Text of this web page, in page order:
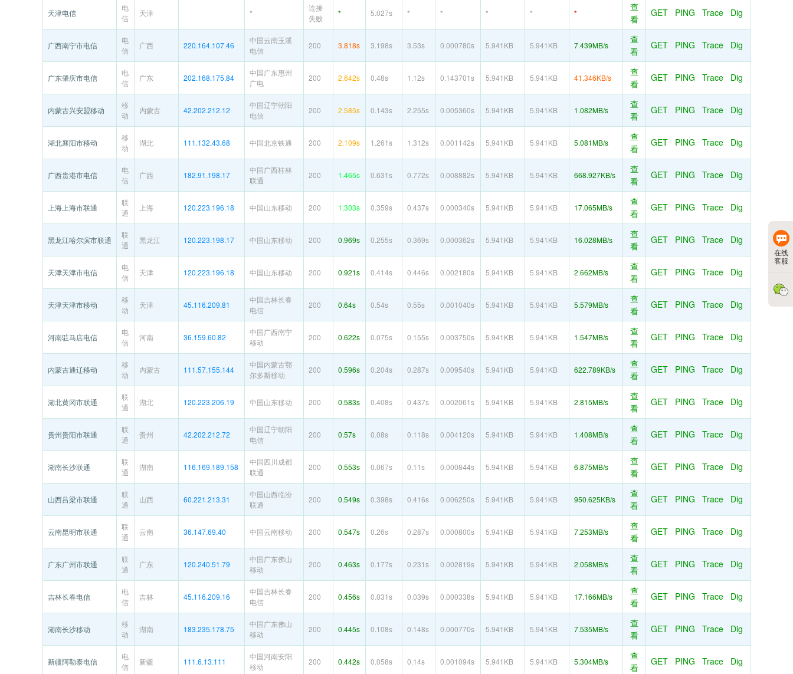
天津电信
电
信
天津 *
连接
失败
* 5.027s * * * * *
查
看
GET PING Trace Dig
广西南宁市电信
电
信
广西 220.164.107.46
中国云南玉溪
电信
200 3.818s 3.198s 3.53s 0.000780s 5.941KB 5.941KB 7.439MB/s
查
看
GET PING Trace Dig
广东肇庆市电信
电
信
广东 202.168.175.84
中国广东惠州
广电
200 2.642s 0.48s 1.12s 0.143701s 5.941KB 5.941KB 41.346KB/s
查
看
GET PING Trace Dig
内蒙古兴安盟移动
移
动
内蒙古 42.202.212.12
中国辽宁朝阳
电信
200 2.585s 0.143s 2.255s 0.005360s 5.941KB 5.941KB 1.082MB/s
查
看
GET PING Trace Dig
湖北襄阳市移动
移
动
湖北 111.132.43.68 中国北京铁通 200 2.109s 1.261s 1.312s 0.001142s 5.941KB 5.941KB 5.081MB/s
查
看
GET PING Trace Dig
广西贵港市电信
电
信
广西 182.91.198.17
中国广西桂林
联通
200 1.465s 0.631s 0.772s 0.008882s 5.941KB 5.941KB 668.927KB/s
查
看
GET PING Trace Dig
上海上海市联通
联
通
上海 120.223.196.18 中国山东移动 200 1.303s 0.359s 0.437s 0.000340s 5.941KB 5.941KB 17.065MB/s
查
看
GET PING Trace Dig
黑龙江哈尔滨市联通
联
通
黑龙江 120.223.198.17 中国山东移动 200 0.969s 0.255s 0.369s 0.000362s 5.941KB 5.941KB 16.028MB/s
查
看
GET PING Trace Dig
天津天津市电信
电
信
天津 120.223.196.18 中国山东移动 200 0.921s 0.414s 0.446s 0.002180s 5.941KB 5.941KB 2.662MB/s
查
看
GET PING Trace Dig
天津天津市移动
移
动
天津 45.116.209.81
中国吉林长春
电信
200 0.64s 0.54s 0.55s 0.001040s 5.941KB 5.941KB 5.579MB/s
查
看
GET PING Trace Dig
河南驻马店电信
电
信
河南 36.159.60.82
中国广西南宁
移动
200 0.622s 0.075s 0.155s 0.003750s 5.941KB 5.941KB 1.547MB/s
查
看
GET PING Trace Dig
内蒙古通辽移动
移
动
内蒙古 111.57.155.144
中国内蒙古鄂
尔多斯移动
200 0.596s 0.204s 0.287s 0.009540s 5.941KB 5.941KB 622.789KB/s
查
看
GET PING Trace Dig
湖北黄冈市联通
联
通
湖北 120.223.206.19 中国山东移动 200 0.583s 0.408s 0.437s 0.002061s 5.941KB 5.941KB 2.815MB/s
查
看
GET PING Trace Dig
贵州贵阳市联通
联
通
贵州 42.202.212.72
中国辽宁朝阳
电信
200 0.57s 0.08s 0.118s 0.004120s 5.941KB 5.941KB 1.408MB/s
查
看
GET PING Trace Dig
湖南长沙联通
联
通
湖南 116.169.189.158
中国四川成都
联通
200 0.553s 0.067s 0.11s 0.000844s 5.941KB 5.941KB 6.875MB/s
查
看
GET PING Trace Dig
山西吕梁市联通
联
通
山西 60.221.213.31
中国山西临汾
联通
200 0.549s 0.398s 0.416s 0.006250s 5.941KB 5.941KB 950.625KB/s
查
看
GET PING Trace Dig
云南昆明市联通
联
通
云南 36.147.69.40 中国云南移动 200 0.547s 0.26s 0.287s 0.000800s 5.941KB 5.941KB 7.253MB/s
查
看
GET PING Trace Dig
广东广州市联通
联
通
广东 120.240.51.79
中国广东佛山
移动
200 0.463s 0.177s 0.231s 0.002819s 5.941KB 5.941KB 2.058MB/s
查
看
GET PING Trace Dig
吉林长春电信
电
信
吉林 45.116.209.16
中国吉林长春
电信
200 0.456s 0.031s 0.039s 0.000338s 5.941KB 5.941KB 17.166MB/s
查
看
GET PING Trace Dig
湖南长沙移动
移
动
湖南 183.235.178.75
中国广东佛山
移动
200 0.445s 0.108s 0.148s 0.000770s 5.941KB 5.941KB 7.535MB/s
查
看
GET PING Trace Dig
新疆阿勒泰电信
电
信
新疆 111.6.13.111
中国河南安阳
移动
200 0.442s 0.058s 0.14s 0.001094s 5.941KB 5.941KB 5.304MB/s
查
看
GET PING Trace Dig
在线
客服